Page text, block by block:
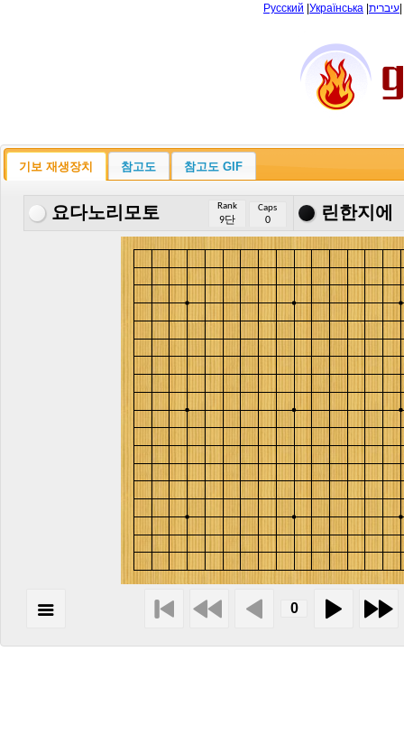
Русский Українська עיברית
기보 재생장치 참고도 참고도 GIF
요다노리모토 Rank
9단
Caps
0 린한지에